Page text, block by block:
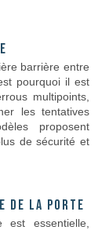
barrière entre
pourquoi il est
multipoints,
les tentatives
proposent
de sécurité et
de la porte
est essentielle,